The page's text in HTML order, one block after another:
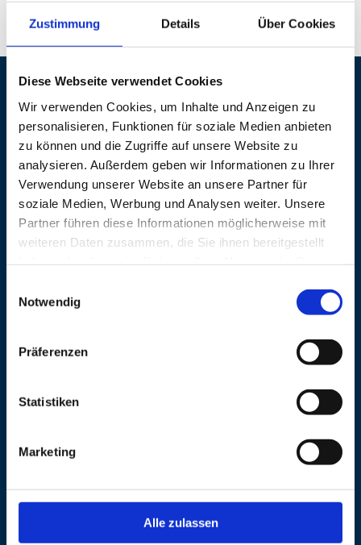
Zustimmung Details Über Cookies
Diese Webseite verwendet Cookies
Wir verwenden Cookies, um Inhalte und Anzeigen zu
personalisieren, Funktionen für soziale Medien anbieten
zu können und die Zugriffe auf unsere Website zu
analysieren. Außerdem geben wir Informationen zu Ihrer
Verwendung unserer Website an unsere Partner für
soziale Medien, Werbung und Analysen weiter. Unsere
Partner führen diese Informationen möglicherweise mit
weiteren Daten zusammen, die Sie ihnen bereitgestellt
Notwendig
Präferenzen
Statistiken
Marketing
Alle zulassen
Veranstaltungsort
Adresse
Kurpark Grassau
Am Kreisverkehr/Ortsmitte
83224 Grassau
Veranstalter
Adresse
Kulturleben Grassau
E-Mail kulturleben@grassau.info
Internet https://kulturleben.grassau.de